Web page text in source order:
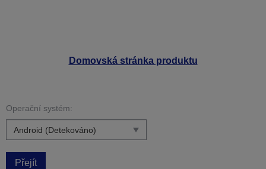
Domovská stránka produktu
Operační systém:
Přejít